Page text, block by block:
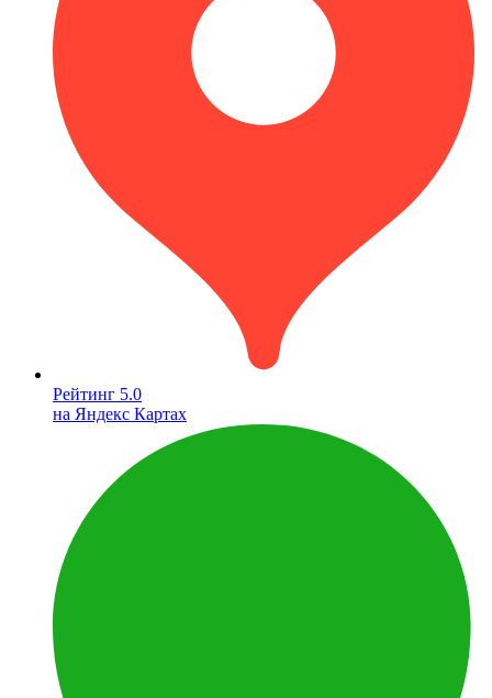
Рейтинг 5.0
на Яндекс Картах